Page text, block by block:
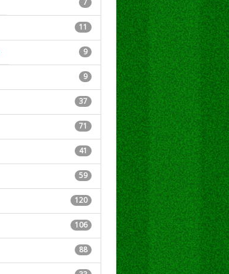
7
11
9
9
37
71
41
59
120
106
88